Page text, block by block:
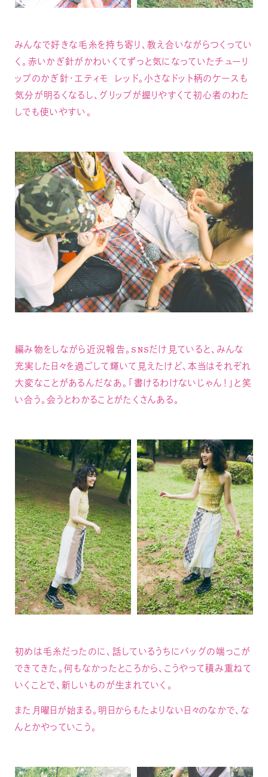
みんなで好きな毛糸を持ち寄り、教え合いながらつくってい
く。赤いかぎ針がかわいくてずっと気になっていたチューリ
ップのかぎ針・エティモ レッド。小さなドット柄のケースも
気分が明るくなるし、グリップが握りやすくて初心者のわた
しでも使いやすい。
編み物をしながら近況報告。SNSだけ見ていると、みんな
充実した日々を過ごして輝いて見えたけど、本当はそれぞれ
大変なことがあるんだなあ。「書けるわけないじゃん！」と笑
い合う。会うとわかることがたくさんある。
初めは毛糸だったのに、話しているうちにバッグの端っこが
できてきた。何もなかったところから、こうやって積み重ねて
いくことで、新しいものが生まれていく。
また月曜日が始まる。明日からもたよりない日々のなかで、な
んとかやっていこう。